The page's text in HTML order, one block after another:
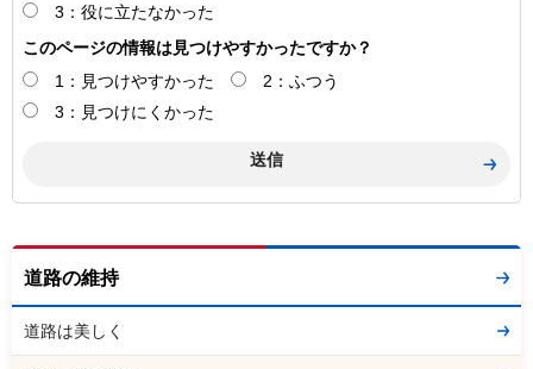
3：役に立たなかった
このページの情報は見つけやすかったですか？
1：見つけやすかった
2：ふつう
3：見つけにくかった
道路の維持
道路は美しく